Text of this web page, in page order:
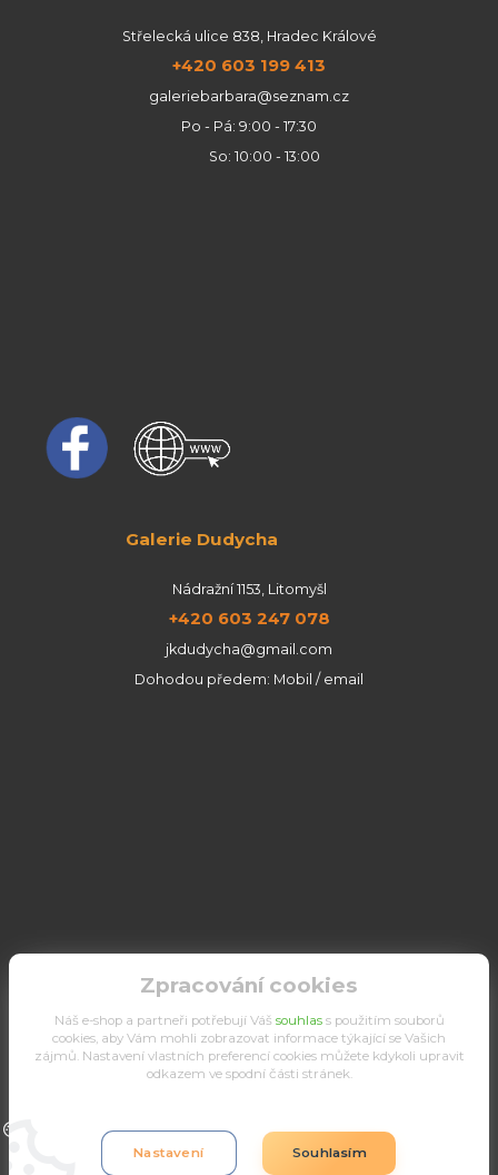
Střelecká ulice 838, Hradec Králové
+420 603 199 413
galeriebarbara@seznam.cz
Po - Pá: 9:00 - 17:30
So: 10:00 - 13:00
Galerie Dudycha
Nádražní 1153, Litomyšl
+420 603 247 078
jkdudycha@gmail.com
Dohodou předem: Mobil / email
Upravit sběr cookies.
Zpracování cookies
Náš e-shop a partneři potřebují Váš souhlass použitím souborů
cookies, aby Vám mohli zobrazovat informace týkající se Vašich
zájmů. Nastavení vlastních preferencí cookies můžete kdykoli upravit
odkazem ve spodní části stránek.
Nastavení Souhlasím